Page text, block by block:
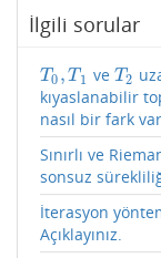
İlgili sorular
T0 , T 1
T0T1 ve T2
T2
kıyaslanabilir
nasıl bir fark
Sınırlı ve
sonsuz
İterasyon
Açıklayınız.